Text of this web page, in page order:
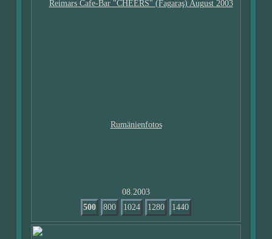
08.2003
500
800 1024 1280 1440